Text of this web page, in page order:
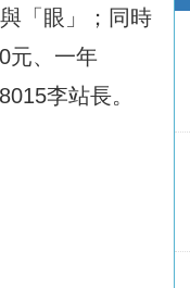
「眼」；同時
元、一年
李站長。